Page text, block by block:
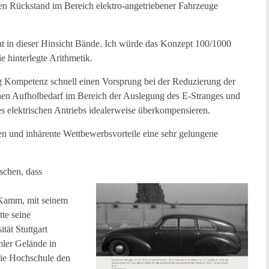
Rückstand im Bereich elektro-angetriebener Fahrzeuge
dieser Hinsicht Bände. Ich würde das Konzept 100/1000
hinterlegte Arithmetik.
schnell einen Vorsprung bei der Reduzierung der
Aufholbedarf im Bereich der Auslegung des E-Stranges und
Antriebs idealerweise überkompensieren.
inhärente Wettbewerbsvorteile eine sehr gelungene
dass
mit seinem
seine
Stuttgart
Gelände in
Hochschule den